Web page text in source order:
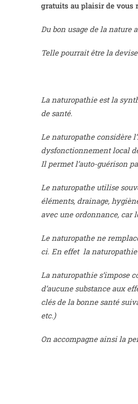
gratuits au plaisir de vous
Du bon usage de la nature
Telle pourrait être la
La naturopathie est la
de santé.
Le naturopathe considère
dysfonctionnement local
Il permet l’auto-guérison
Le naturopathe utilise
éléments, drainage,
avec une ordonnance, car
Le naturopathe ne
ci. En effet la naturopathie
La naturopathie s’impose
d’aucune substance aux
clés de la bonne santé
etc.)
On accompagne ainsi la